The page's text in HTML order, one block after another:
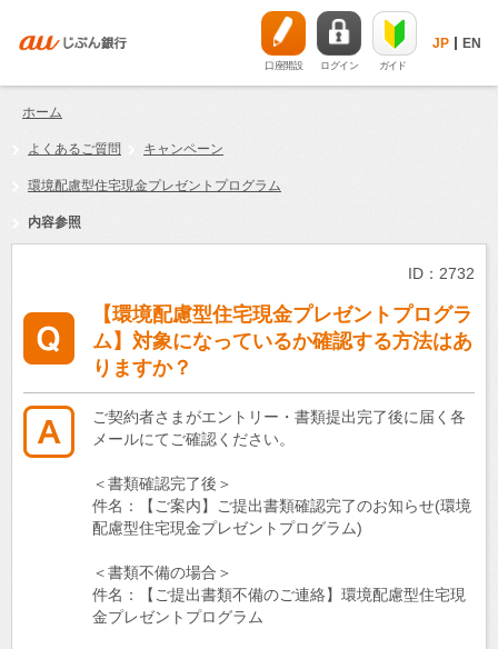
口座開設 ログイン ガイド
JP EN
ホーム
よくあるご質問 キャンペーン
環境配慮型住宅現金プレゼントプログラム
内容参照
ID：2732
【環境配慮型住宅現金プレゼントプログラ
ム】対象になっているか確認する方法はあ
りますか？
ご契約者さまがエントリー・書類提出完了後に届く各
メールにてご確認ください。
＜書類確認完了後＞
件名：【ご案内】ご提出書類確認完了のお知らせ(環境
配慮型住宅現金プレゼントプログラム)
＜書類不備の場合＞
件名：【ご提出書類不備のご連絡】環境配慮型住宅現
金プレゼントプログラム